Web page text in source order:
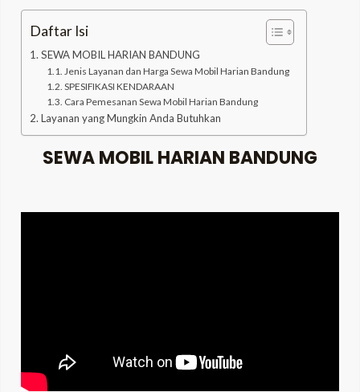
Daftar Isi
SEWA MOBIL HARIAN BANDUNG
Jenis Layanan dan Harga Sewa Mobil Harian Bandung
SPESIFIKASI KENDARAAN
Cara Pemesanan Sewa Mobil Harian Bandung
Layanan yang Mungkin Anda Butuhkan
SEWA MOBIL HARIAN BANDUNG